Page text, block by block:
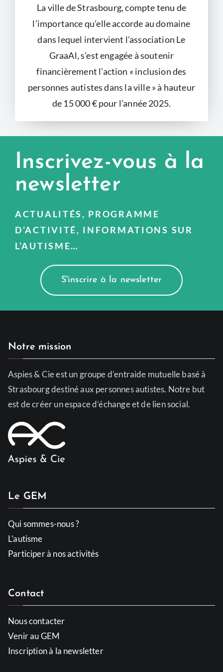
La ville de Strasbourg, compte tenu de
l’importance qu’elle accorde au domaine
dans lequel intervient l’association Le
GraaAl, s’est engagée à soutenir
financièrement l’action « inclusion des
personnes autistes dans la ville » à hauteur
de 15 000 € pour l’année 2025.
Inscrivez-vous à la
newsletter
ACTUALITÉS, PROGRAMME
D’ACTIVITÉ, INFORMATIONS SUR
L’AUTISME…
S'inscrire à la newsletter
Notre mission
Aspies & Cie est un groupe d’entraide mutuelle basé à
Strasbourg destiné aux personnes autistes. Notre but
est de créer un espace d’échange et de lien social.
Le GEM
Qui sommes-nous ?
L’autisme
Participer à nos activités
Contact
Nous contacter
Venir au GEM
Inscription à la newsletter